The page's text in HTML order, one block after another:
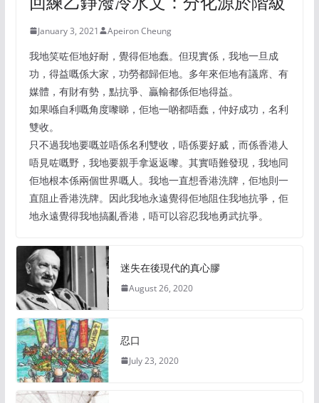
January 3, 2021 Apeiron Cheung
我地笑咗佢地好耐，覺得佢地蠢。但現實係，我地一旦成
功，得益嘅係大家，功勞都歸佢地。多年來佢地有議席、有
媒體，有財有勢，點抗爭、贏輸都係佢地得益。
如果喺自利嘅角度嚟睇，佢地一啲都唔蠢，仲好成功，名利
雙收。
只不過我地要嘅並唔係名利雙收，唔係要好威，而係香港人
唔見咗嘅野，我地要親手拿返返嚟。其實唔難發現，我地同
佢地根本係兩個世界嘅人。我地一直想香港洗牌，佢地則一
直阻止香港洗牌。因此我地永遠覺得佢地阻住我地抗爭，佢
地永遠覺得我地搞亂香港，唔可以容忍我地勇武抗爭。
迷失在後現代的真心膠
August 26, 2020
忍口
July 23, 2020